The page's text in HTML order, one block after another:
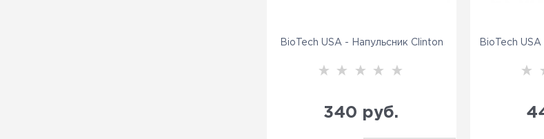
BioTech USA - Напульсник Clinton
340 руб.
BioTech